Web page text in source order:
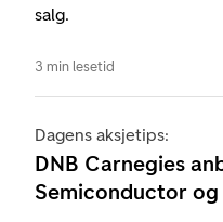
salg.
3 min lesetid
Dagens aksjetips:
DNB Carnegies
Semiconductor og